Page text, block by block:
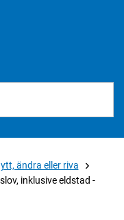
ändra eller riva
inklusive eldstad -